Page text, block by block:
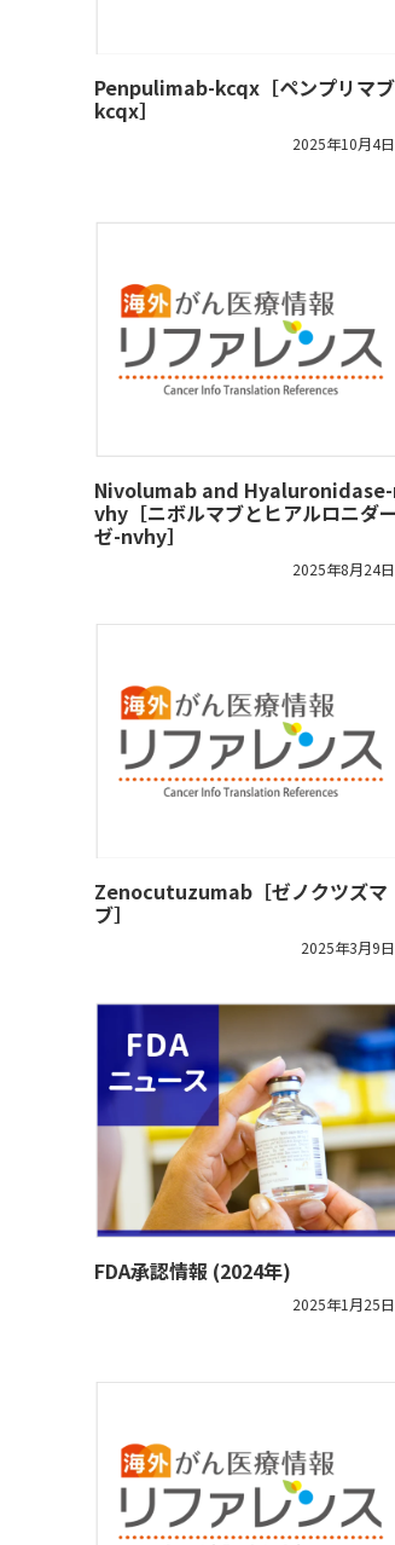
Penpulimab-kcqx［ペンプリマ
kcqx］
2025年10月4日
Nivolumab and
vhy［ニボルマブとヒアルロニダー
ゼ-nvhy］
2025年8月24日
Zenocutuzumab［ゼノクツズマ
ブ］
2025年3月9日
FDA承認情報 (2024年)
2025年1月25日